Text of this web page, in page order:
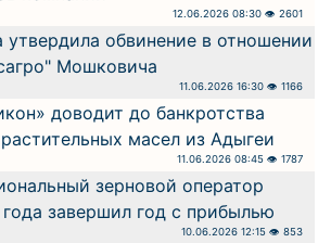
12.06.2026 08:30 👁 2601
утвердила обвинение в отношении
Мошковича
11.06.2026 16:30 👁 1166
доводит до банкротства
масел из Адыгеи
11.06.2026 08:45 👁 1787
зерновой оператор
завершил год с прибылью
10.06.2026 12:15 👁 853